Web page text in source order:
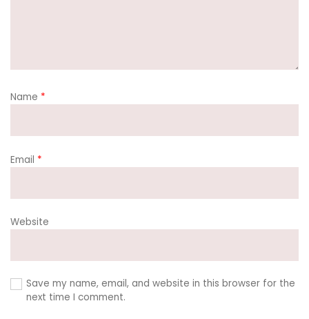
Name *
Email *
Website
Save my name, email, and website in this browser for the
next time I comment.